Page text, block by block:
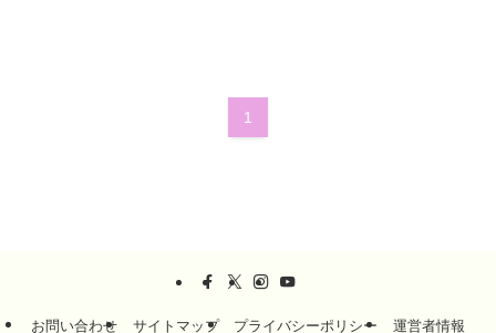
1
お問い合わせ サイトマップ プライバシーポリシー 運営者情報